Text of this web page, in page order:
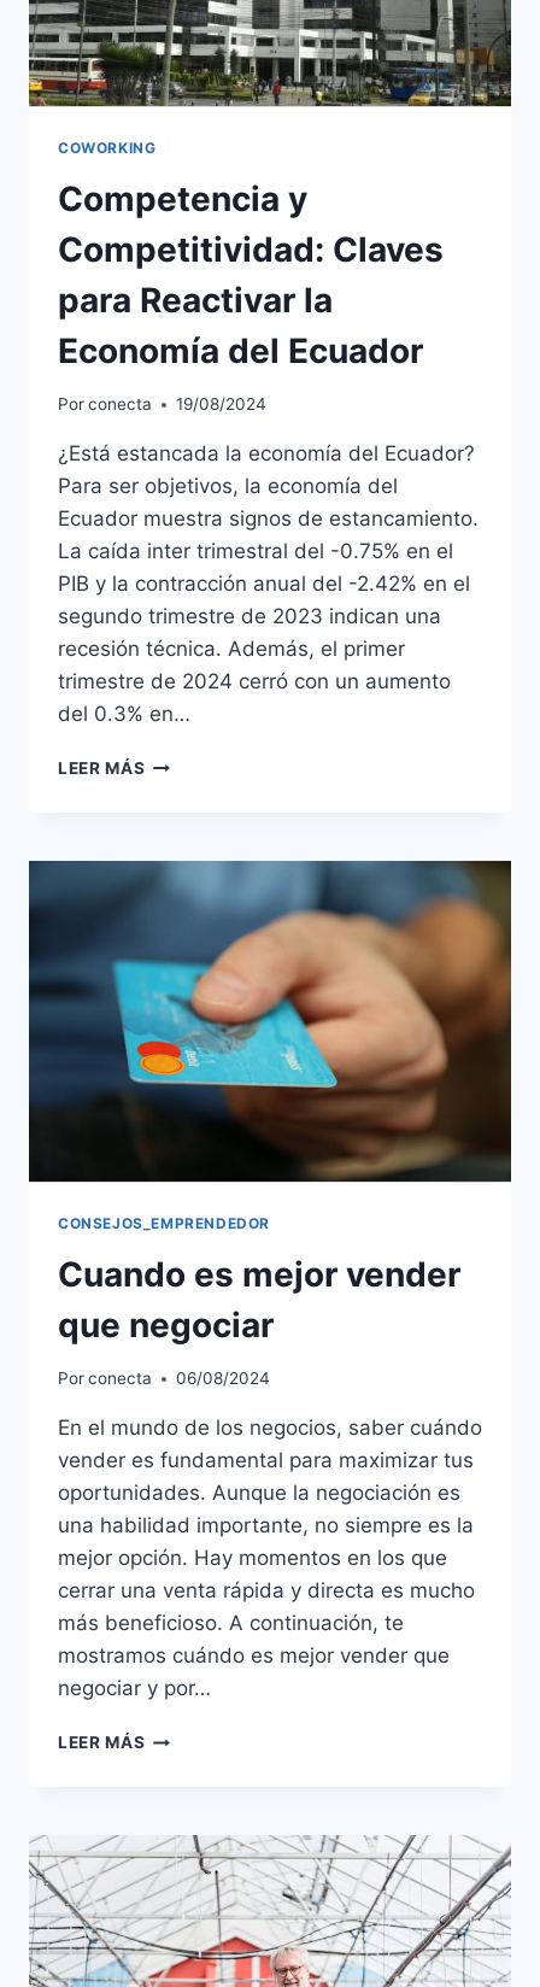
COWORKING
Competencia y
Competitividad: Claves
para Reactivar la
Economía del Ecuador
Porconecta 19/08/2024
¿Está estancada la economía del Ecuador?
Para ser objetivos, la economía del
Ecuador muestra signos de estancamiento.
La caída inter trimestral del -0.75% en el
PIB y la contracción anual del -2.42% en el
segundo trimestre de 2023 indican una
recesión técnica. Además, el primer
trimestre de 2024 cerró con un aumento
del 0.3% en…
LEER MÁS
CONSEJOS_EMPRENDEDOR
Cuando es mejor vender
que negociar
Porconecta 06/08/2024
En el mundo de los negocios, saber cuándo
vender es fundamental para maximizar tus
oportunidades. Aunque la negociación es
una habilidad importante, no siempre es la
mejor opción. Hay momentos en los que
cerrar una venta rápida y directa es mucho
más beneficioso. A continuación, te
mostramos cuándo es mejor vender que
negociar y por…
LEER MÁS